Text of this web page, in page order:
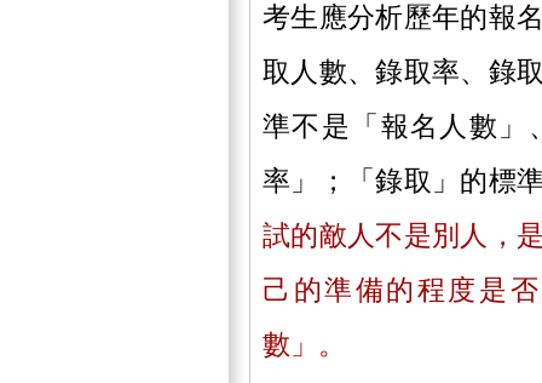
考生應分析歷年的報
取人數、錄取率、錄
準不是「報名人數」
率」；「錄取」的標
試的敵人不是別人，
己的準備的程度是
數」。